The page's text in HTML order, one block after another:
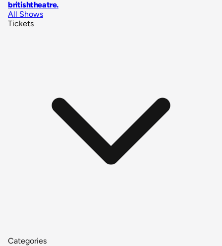
britishtheatre.
All Shows
Tickets
Categories